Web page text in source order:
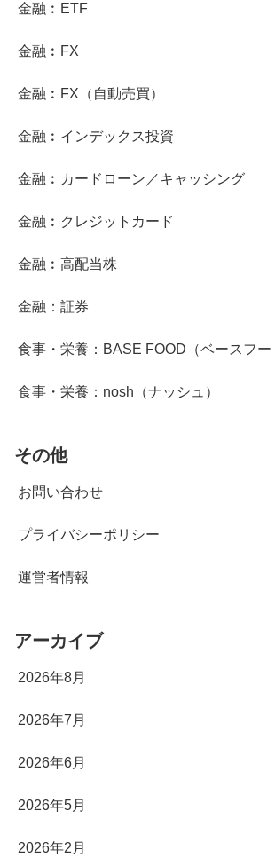
金融︰ETF
金融︰FX
金融︰FX（自動売買）
金融︰インデックス投資
金融︰カードローン／キャッシング
金融︰クレジットカード
金融︰高配当株
金融：証券
食事・栄養：BASE FOOD（ベースフー
食事・栄養：nosh（ナッシュ）
その他
お問い合わせ
プライバシーポリシー
運営者情報
アーカイブ
2026年8月
2026年7月
2026年6月
2026年5月
2026年2月